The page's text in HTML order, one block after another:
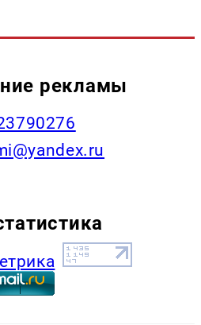
рекламы